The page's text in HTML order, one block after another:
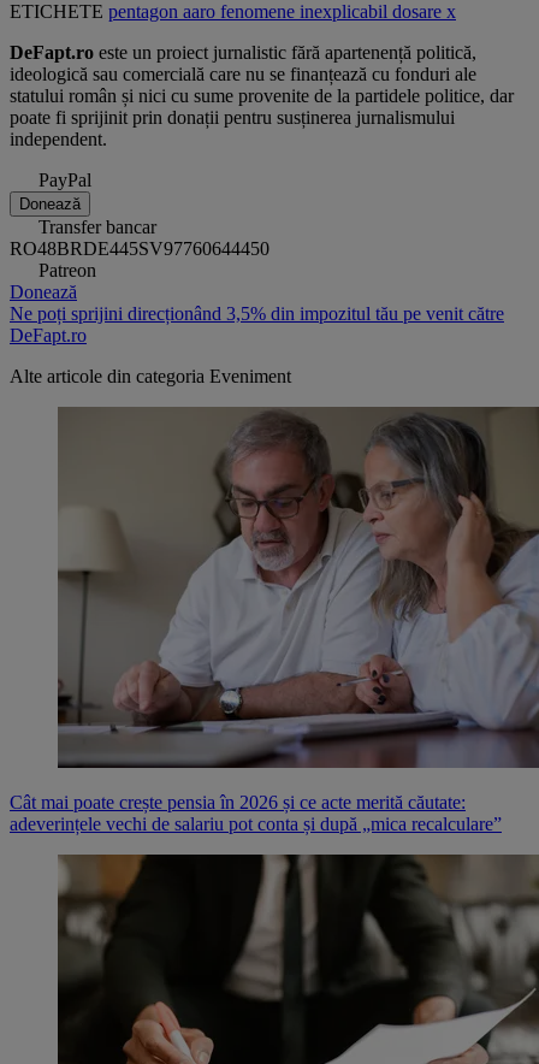
ETICHETE pentagon aaro fenomene inexplicabil dosare x
DeFapt.ro este un proiect jurnalistic fără apartenență politică,
ideologică sau comercială care nu se finanțează cu fonduri ale
statului român și nici cu sume provenite de la partidele politice, dar
poate fi sprijinit prin donații pentru susținerea jurnalismului
independent.
PayPal
Donează
Transfer bancar
RO48BRDE445SV97760644450
Patreon
Donează
Ne poți sprijini direcționând 3,5% din impozitul tău pe venit către
DeFapt.ro
Alte articole din categoria Eveniment
Cât mai poate crește pensia în 2026 și ce acte merită căutate:
adeverințele vechi de salariu pot conta și după „mica recalculare”